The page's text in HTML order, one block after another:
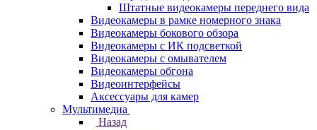
Штатные видеокамеры переднего вида
Видеокамеры в рамке номерного знака
Видеокамеры бокового обзора
Видеокамеры с ИК подсветкой
Видеокамеры с омывателем
Видеокамеры обгона
Видеоинтерфейсы
Аксессуары для камер
Мультимедиа
Назад